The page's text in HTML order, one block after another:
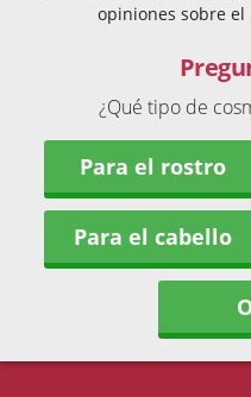
opiniones sobre el
¿Qué tipo de
Para el rostro
Para el cabello